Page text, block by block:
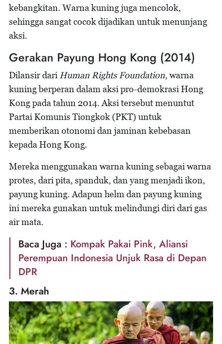
kebangkitan. Warna kuning juga mencolok,
sehingga sangat cocok dijadikan untuk menunjang
aksi.
Gerakan Payung Hong Kong (2014)
Dilansir dari Human Rights Foundation, warna
kuning berperan dalam aksi pro-demokrasi Hong
Kong pada tahun 2014. Aksi tersebut menuntut
Partai Komunis Tiongkok (PKT) untuk
memberikan otonomi dan jaminan kebebasan
kepada Hong Kong.
Mereka menggunakan warna kuning sebagai warna
protes, dari pita, spanduk, dan yang menjadi ikon,
payung kuning. Adapun helm dan payung kuning
ini mereka gunakan untuk melindungi diri dari gas
air mata.
Baca Juga : Kompak Pakai Pink, Aliansi
Perempuan Indonesia Unjuk Rasa di Depan
DPR
3. Merah